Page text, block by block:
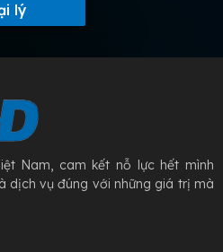
lý
Nam, cam kết nỗ lực hết mình
dịch vụ đúng với những giá trị mà